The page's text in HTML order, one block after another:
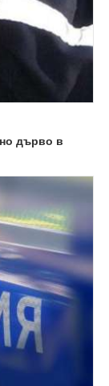
дърво в